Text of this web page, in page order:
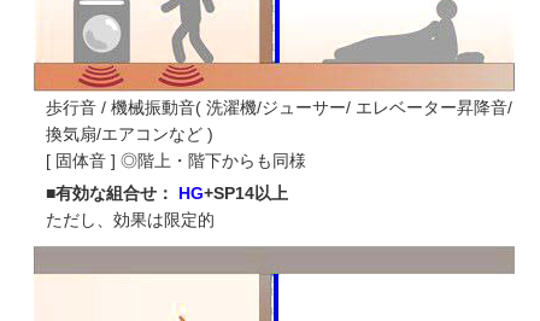
歩行音 / 機械振動音( 洗濯機/ジューサー/ エレベーター昇降音/
換気扇/エアコンなど )
[ 固体音 ] ◎階上・階下からも同様
■有効な組合せ： HG+SP14以上
ただし、効果は限定的